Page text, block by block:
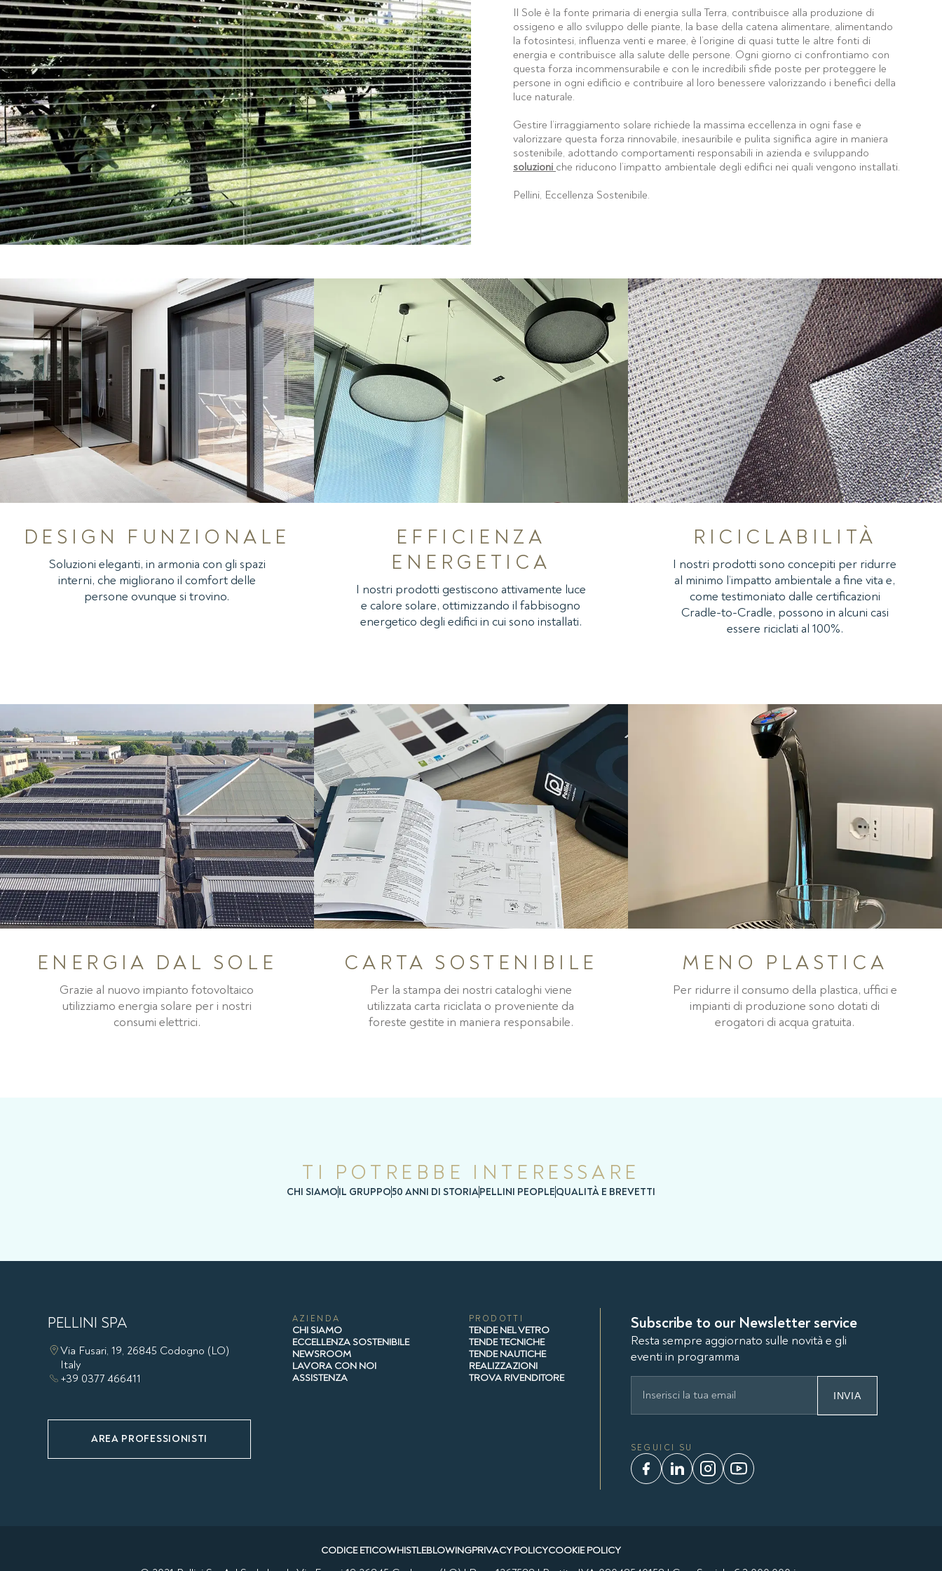
Il Sole è la fonte primaria di energia sulla Terra, contribuisce alla produzione di
ossigeno e allo sviluppo delle piante, la base della catena alimentare, alimentando
la fotosintesi, influenza venti e maree, è l’origine di quasi tutte le altre fonti di
energia e contribuisce alla salute delle persone. Ogni giorno ci confrontiamo con
questa forza incommensurabile e con le incredibili sfide poste per proteggere le
persone in ogni edificio e contribuire al loro benessere valorizzando i benefici della
luce naturale.
Gestire l’irraggiamento solare richiede la massima eccellenza in ogni fase e
valorizzare questa forza rinnovabile, inesauribile e pulita significa agire in maniera
sostenibile, adottando comportamenti responsabili in azienda e sviluppando
soluzioni che riducono l’impatto ambientale degli edifici nei quali vengono installati.
Pellini, Eccellenza Sostenibile.
DESIGN FUNZIONALE
Soluzioni eleganti, in armonia con gli spazi
interni, che migliorano il comfort delle
persone ovunque si trovino.
EFFICIENZA
ENERGETICA
I nostri prodotti gestiscono attivamente luce
e calore solare, ottimizzando il fabbisogno
energetico degli edifici in cui sono installati.
RICICLABILITÀ
I nostri prodotti sono concepiti per ridurre
al minimo l’impatto ambientale a fine vita e,
come testimoniato dalle certificazioni
Cradle-to-Cradle, possono in alcuni casi
essere riciclati al 100%.
ENERGIA DAL SOLE
Grazie al nuovo impianto fotovoltaico
utilizziamo energia solare per i nostri
consumi elettrici.
CARTA SOSTENIBILE
Per la stampa dei nostri cataloghi viene
utilizzata carta riciclata o proveniente da
foreste gestite in maniera responsabile.
MENO PLASTICA
Per ridurre il consumo della plastica, uffici e
impianti di produzione sono dotati di
erogatori di acqua gratuita.
TI POTREBBE INTERESSARE
CHI SIAMOIL GRUPPO50 ANNI DI STORIAPELLINI PEOPLEQUALITÀ E BREVETTI
PELLINI SPA
Via Fusari, 19, 26845 Codogno (LO)
Italy
+39 0377 466411
AREA PROFESSIONISTI
AZIENDA
CHI SIAMO
ECCELLENZA SOSTENIBILE
NEWSROOM
LAVORA CON NOI
ASSISTENZA
PRODOTTI
TENDE NEL VETRO
TENDE TECNICHE
TENDE NAUTICHE
REALIZZAZIONI
TROVA RIVENDITORE
Subscribe to our Newsletter service
Resta sempre aggiornato sulle novità e gli
eventi in programma
INVIA
SEGUICI SU
CODICE ETICOWHISTLEBLOWINGPRIVACY POLICYCOOKIE POLICY